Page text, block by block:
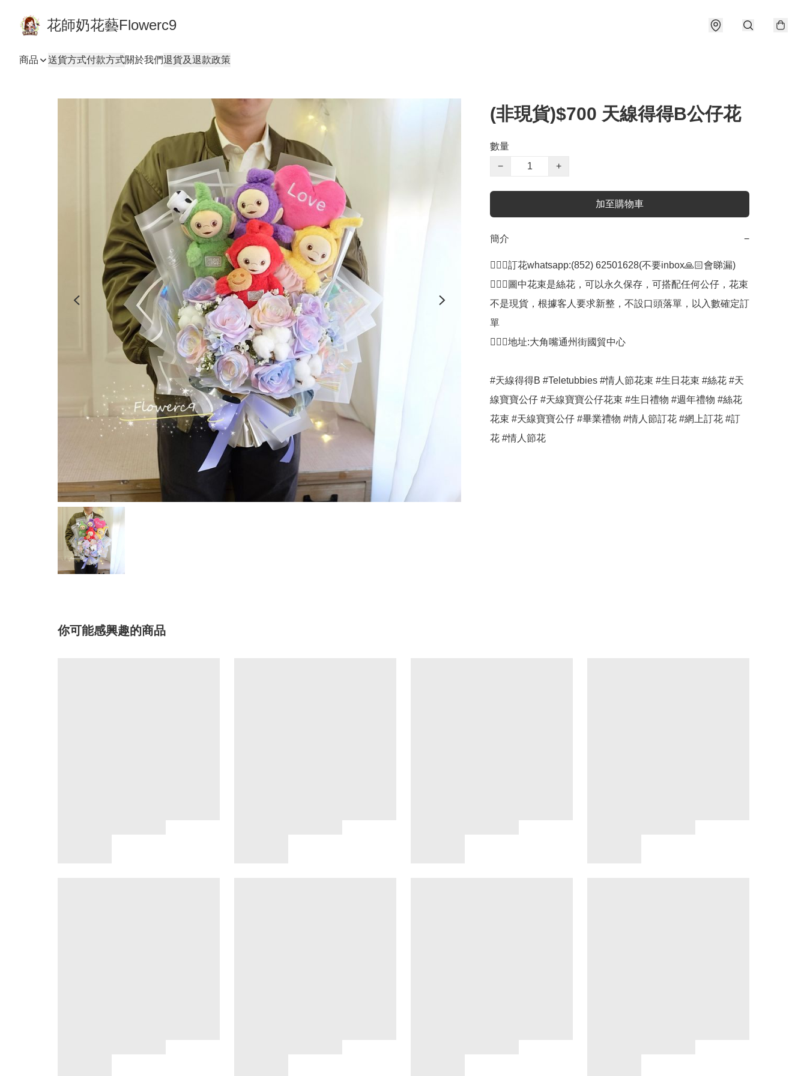
花師奶花藝Flowerc9
商品 送貨方式付款方式關於我們退貨及退款政策
(非現貨)$700 天線得得B公仔花
數量
−
+
加至購物車
簡介 −
🙋🏻‍♀️訂花whatsapp:(852) 62501628(不要inbox🙏🏻會睇漏)
🙋🏻‍♀️圖中花束是絲花，可以永久保存，可搭配任何公仔，花束
不是現貨，根據客人要求新整，不設口頭落單，以入數確定訂
單
🙋🏻‍♀️地址:大角嘴通州街國貿中心
#天線得得B #Teletubbies #情人節花束 #生日花束 #絲花 #天
線寶寶公仔 #天線寶寶公仔花束 #生日禮物 #週年禮物 #絲花
花束 #天線寶寶公仔 #畢業禮物 #情人節訂花 #網上訂花 #訂
花 #情人節花
你可能感興趣的商品